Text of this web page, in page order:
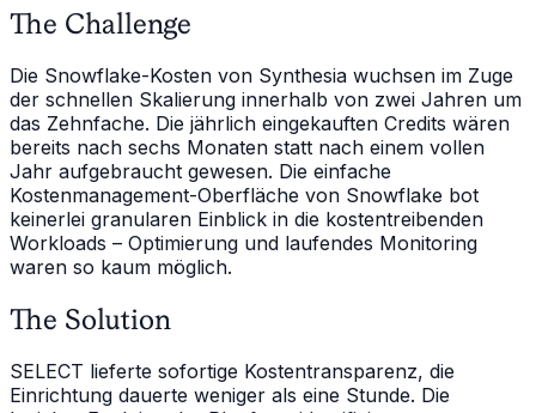
The Challenge
Die Snowflake-Kosten von Synthesia wuchsen im Zuge
der schnellen Skalierung innerhalb von zwei Jahren um
das Zehnfache. Die jährlich eingekauften Credits wären
bereits nach sechs Monaten statt nach einem vollen
Jahr aufgebraucht gewesen. Die einfache
Kostenmanagement-Oberfläche von Snowflake bot
keinerlei granularen Einblick in die kostentreibenden
Workloads – Optimierung und laufendes Monitoring
waren so kaum möglich.
The Solution
SELECT lieferte sofortige Kostentransparenz, die
Einrichtung dauerte weniger als eine Stunde. Die